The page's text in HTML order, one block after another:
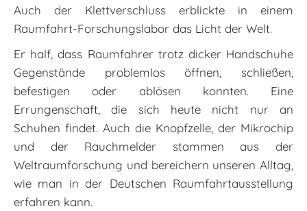
Auch der Klettverschluss erblickte in einem
Raumfahrt-Forschungslabor das Licht der Welt.
Er half, dass Raumfahrer trotz dicker Handschuhe
Gegenstände problemlos öffnen, schließen,
befestigen oder ablösen konnten. Eine
Errungenschaft, die sich heute nicht nur an
Schuhen findet. Auch die Knopfzelle, der Mikrochip
und der Rauchmelder stammen aus der
Weltraumforschung und bereichern unseren Alltag,
wie man in der Deutschen Raumfahrtausstellung
erfahren kann.